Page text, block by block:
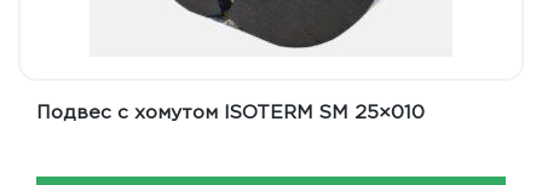
Подвес с хомутом ISOTERM SM 25×010